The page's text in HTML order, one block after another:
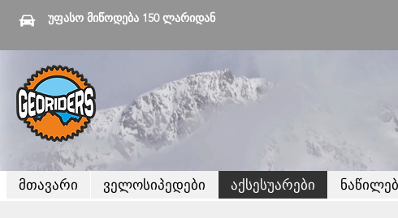
უფასო მიწოდება 150 ლარიდან
მთავარი ველოსიპედები აქსესუარები